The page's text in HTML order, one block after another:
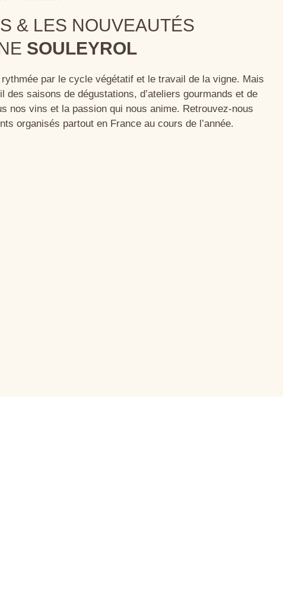
& LES NOUVEAUTÉS
SOULEYROL
par le cycle végétatif et le travail de la vigne. Mais
saisons de dégustations, d’ateliers gourmands et de
nos vins et la passion qui nous anime. Retrouvez-nous
organisés partout en France au cours de l’année.